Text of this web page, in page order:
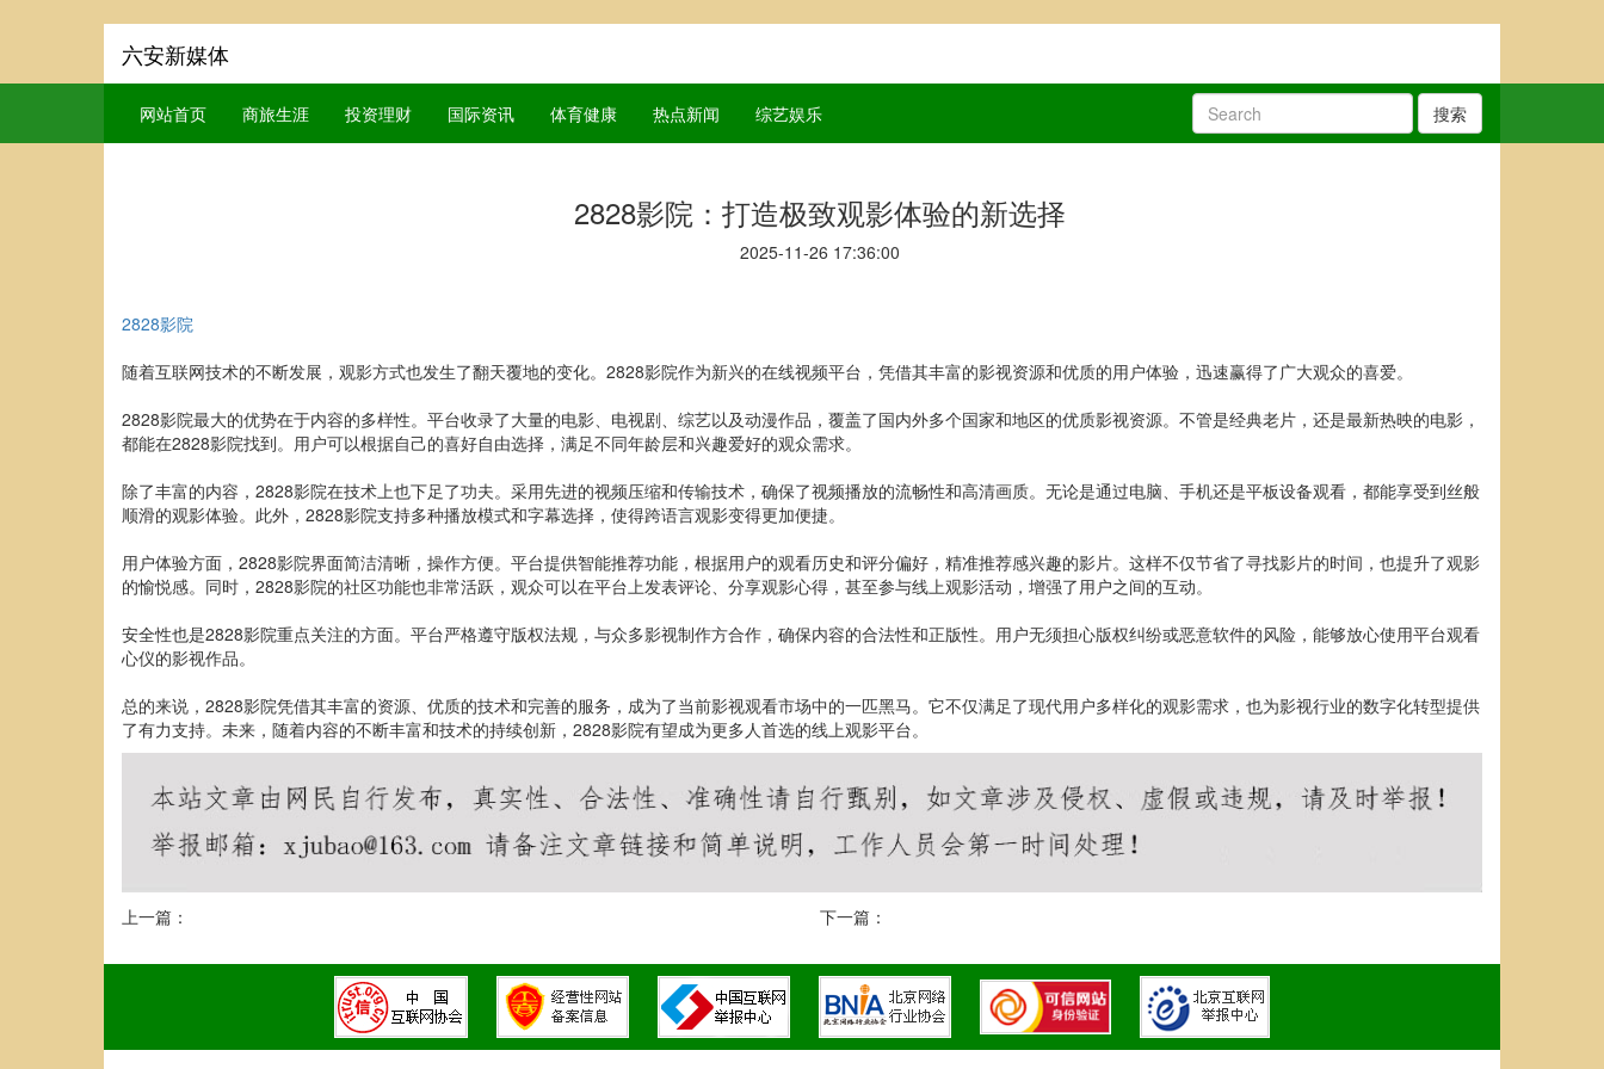
六安新媒体
网站首页 商旅生涯 投资理财 国际资讯 体育健康 热点新闻 综艺娱乐 搜索
2828影院：打造极致观影体验的新选择
2025-11-26 17:36:00
2828影院
随着互联网技术的不断发展，观影方式也发生了翻天覆地的变化。2828影院作为新兴的在线视频平台，凭借其丰富的影视资源和优质的用户体验，迅速赢得了广大观众的喜爱。
2828影院最大的优势在于内容的多样性。平台收录了大量的电影、电视剧、综艺以及动漫作品，覆盖了国内外多个国家和地区的优质影视资源。不管是经典老片，还是最新热映的电影，
都能在2828影院找到。用户可以根据自己的喜好自由选择，满足不同年龄层和兴趣爱好的观众需求。
除了丰富的内容，2828影院在技术上也下足了功夫。采用先进的视频压缩和传输技术，确保了视频播放的流畅性和高清画质。无论是通过电脑、手机还是平板设备观看，都能享受到丝般
顺滑的观影体验。此外，2828影院支持多种播放模式和字幕选择，使得跨语言观影变得更加便捷。
用户体验方面，2828影院界面简洁清晰，操作方便。平台提供智能推荐功能，根据用户的观看历史和评分偏好，精准推荐感兴趣的影片。这样不仅节省了寻找影片的时间，也提升了观影
的愉悦感。同时，2828影院的社区功能也非常活跃，观众可以在平台上发表评论、分享观影心得，甚至参与线上观影活动，增强了用户之间的互动。
安全性也是2828影院重点关注的方面。平台严格遵守版权法规，与众多影视制作方合作，确保内容的合法性和正版性。用户无须担心版权纠纷或恶意软件的风险，能够放心使用平台观看
心仪的影视作品。
总的来说，2828影院凭借其丰富的资源、优质的技术和完善的服务，成为了当前影视观看市场中的一匹黑马。它不仅满足了现代用户多样化的观影需求，也为影视行业的数字化转型提供
了有力支持。未来，随着内容的不断丰富和技术的持续创新，2828影院有望成为更多人首选的线上观影平台。
上一篇： 下一篇：